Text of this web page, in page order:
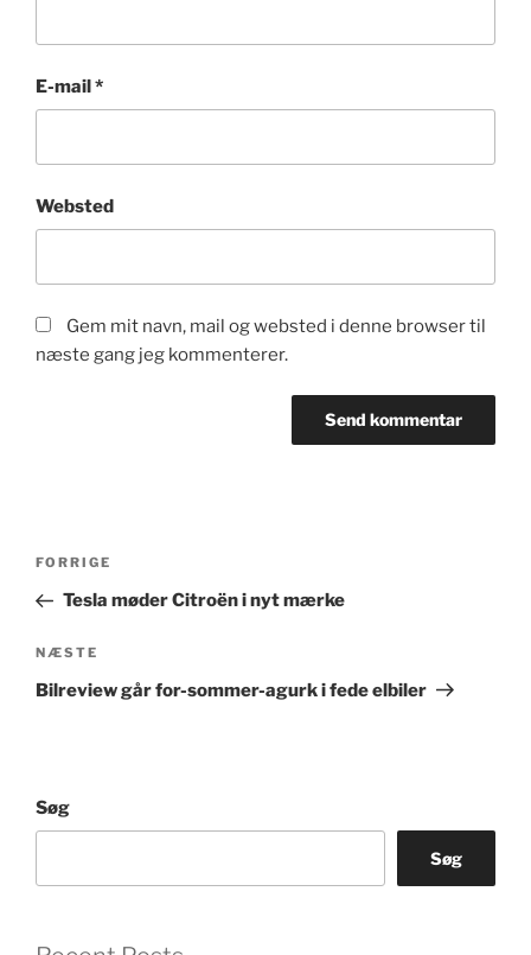
E-mail*
Websted
Gem mit navn, mail og websted i denne browser til
næste gang jeg kommenterer.
Indlægsnavigation
Forrige
indlæg
FORRIGE
Tesla møder Citroën i nyt mærke
Næste
indlæg
NÆSTE
Bilreview går for-sommer-agurk i fede elbiler
Søg
Søg